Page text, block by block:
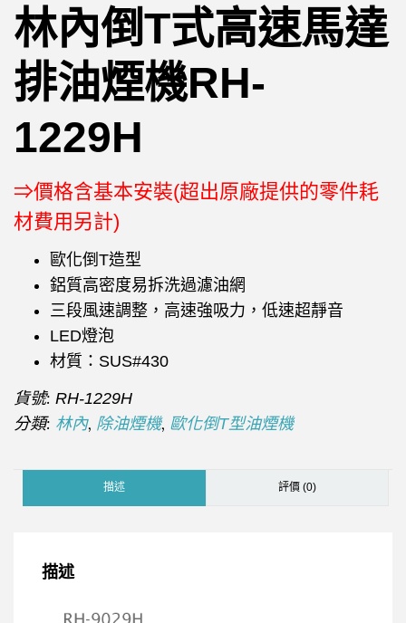
林內倒T式高速馬達
排油煙機RH-
1229H
⇒價格含基本安裝(超出原廠提供的零件耗
材費用另計)
歐化倒T造型
鋁質高密度易拆洗過濾油網
三段風速調整，高速強吸力，低速超靜音
LED燈泡
材質：SUS#430
貨號: RH-1229H
分類: 林內, 除油煙機, 歐化倒T型油煙機
描述 評價 (0)
描述